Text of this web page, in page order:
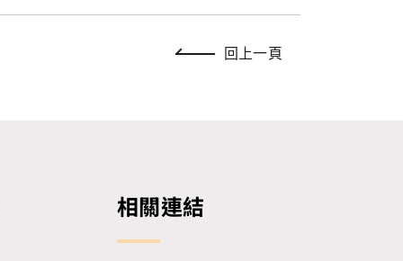
回上一頁
相關連結